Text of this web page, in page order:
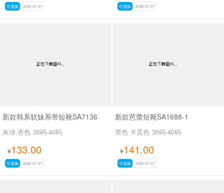
可退换 2026-07-31 可退换 2026-07-27
新款韩系软妹系带短靴SA7136
灰绿 杏色 35码-40码
¥133.00
可退换 2026-07-27
新款芭蕾短靴SA1688-1
黑色 卡其色 35码-40码
¥141.00
可退换 2026-07-27